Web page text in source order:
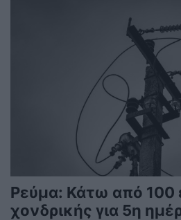
Ρεύμα: Κάτω από 100
χονδρικής για 5η